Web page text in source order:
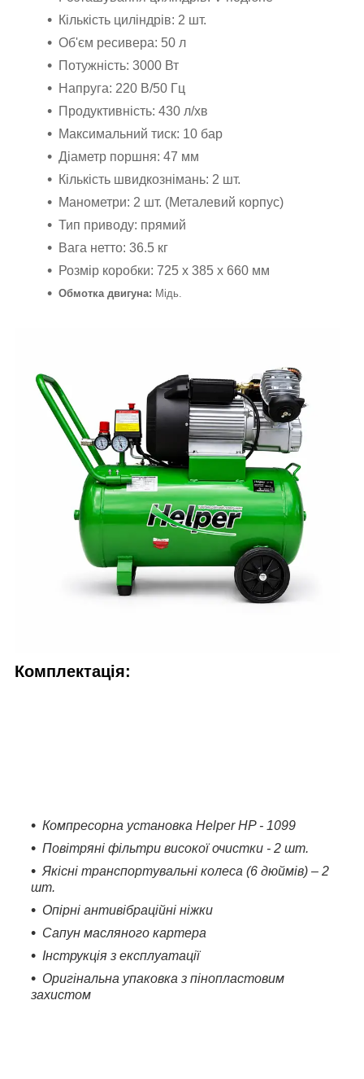
Кількість циліндрів: 2 шт.
Об'єм ресивера: 50 л
Потужність: 3000 Вт
Напруга: 220 В/50 Гц
Продуктивність: 430 л/хв
Максимальний тиск: 10 бар
Діаметр поршня: 47 мм
Кількість швидкознімань: 2 шт.
Манометри: 2 шт. (Металевий корпус)
Тип приводу: прямий
Вага нетто: 36.5 кг
Розмір коробки: 725 х 385 х 660 мм
Обмотка двигуна: Мідь.
Комплектація:
Компресорна установка Helper HP - 1099
Повітряні фільтри високої очистки - 2 шт.
Якісні транспортувальні колеса (6 дюймів) – 2
шт.
Опірні антивібраційні ніжки
Сапун масляного картера
Інструкція з експлуатації
Оригінальна упаковка з пінопластовим
захистом